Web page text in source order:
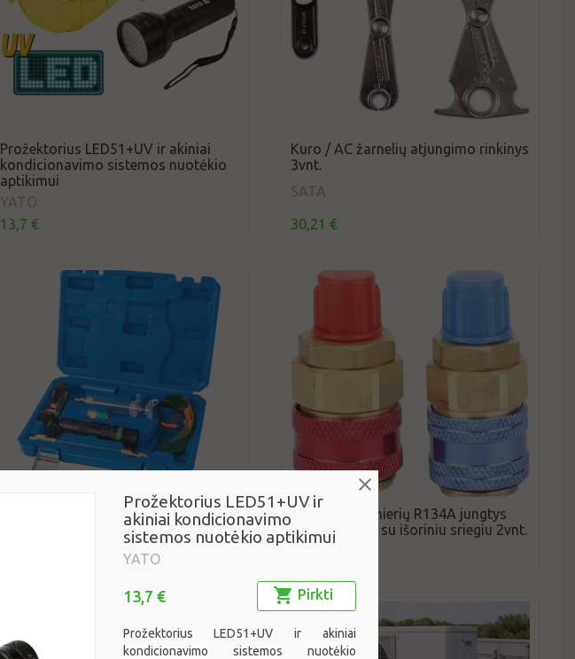
Prožektorius LED51+UV ir akiniai
kondicionavimo sistemos nuotėkio
aptikimui
YATO
13,7 €
Kuro / AC žarnelių atjungimo rinkinys
3vnt.
SATA
30,21 €
Kondicionavimo sistemos nuotėkio
aptikimo rinkinys su UV lempa
Oro kondicionierių R134A jungtys
(varinės) 1/4" su išoriniu sriegiu 2vnt.
Prožektorius LED51+UV ir
akiniai kondicionavimo
sistemos nuotėkio aptikimui
YATO
13,7 € Pirkti
Prožektorius LED51+UV ir akiniai
kondicionavimo sistemos nuotėkio